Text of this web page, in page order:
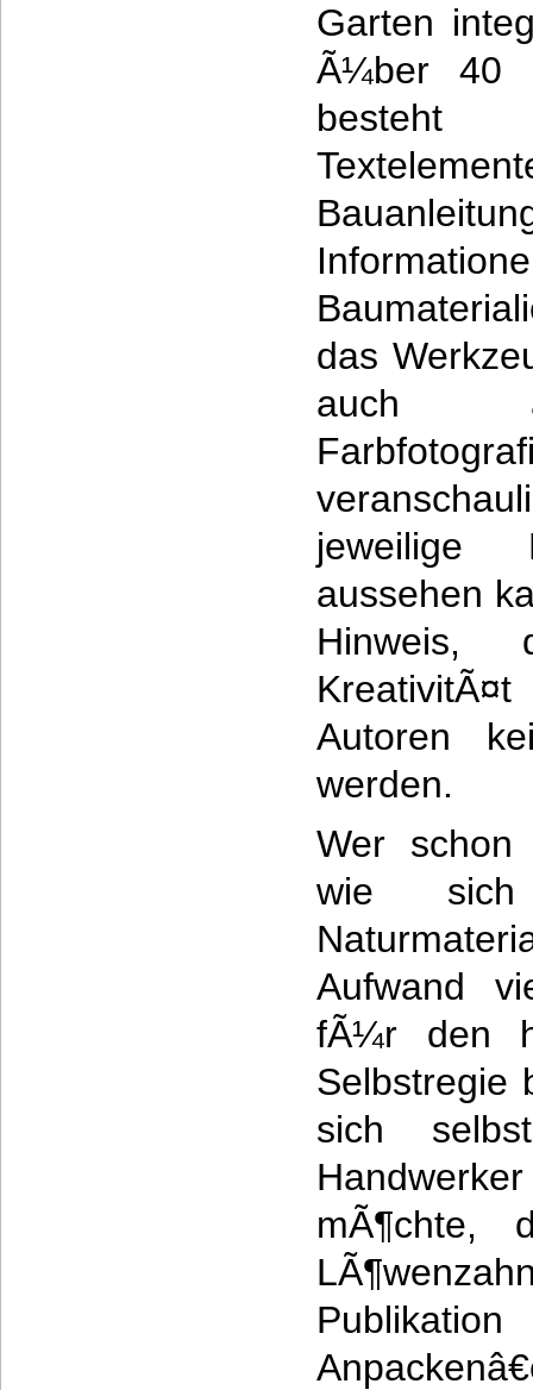
Garten
Ã¼ber 40
das
auch
jeweilige
aussehen
Hinweis,
Autoren
werden.
Wer schon
wie sich
Aufwand
fÃ¼r den
Selbstregie
sich
mÃ¶chte,